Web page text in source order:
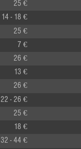
25 €
14 - 18 €
25 €
7 €
26 €
13 €
26 €
22 - 26 €
25 €
18 €
32 - 44 €